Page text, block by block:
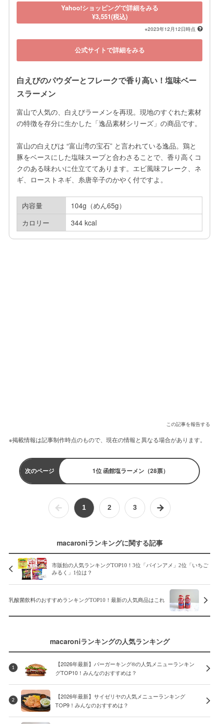
Yahoo!ショッピングで詳細をみる
¥3,551(税込)
※2023年12月12日時点
公式サイトで詳細をみる
白えびのパウダーとフレークで香り高い！塩味ベー
スラーメン
富山で人気の、白えびラーメンを再現。現地のすぐれた素材
の特徴を存分に生かした「逸品素材シリーズ」の商品です。
富山の白えびは “富山湾の宝石” と言われている逸品。鶏と
豚をベースにした塩味スープと合わさることで、香り高くコ
クのある味わいに仕立ててあります。エビ風味フレーク、ネ
ギ、ローストネギ、糸唐辛子のかやく付ですよ。
内容量
104g（めん65g）
カロリー
344 kcal
この記事を報告する
※掲載情報は記事制作時点のもので、現在の情報と異なる場合があります。
次のページ 1位 函館塩ラーメン（28票）
1 2 3
macaroniランキングに関する記事
市販飴の人気ランキングTOP10！3位「パインアメ」2位「いちご
みるく」1位は？
乳酸菌飲料のおすすめランキングTOP10！最新の人気商品はこれ
macaroniランキングの人気ランキング
1
【2026年最新】バーガーキング®の人気メニューランキン
グTOP10！みんなのおすすめは？
2
【2026年最新】サイゼリヤの人気メニューランキング
TOP9！みんなのおすすめは？